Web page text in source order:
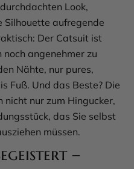
Look,
Silhouette aufregende
Der Catsuit ist
angenehmer zu
Nähte, nur pures,
Fuß. Und das Beste? Die
nicht nur zum Hingucker,
das Sie selbst
müssen.
–